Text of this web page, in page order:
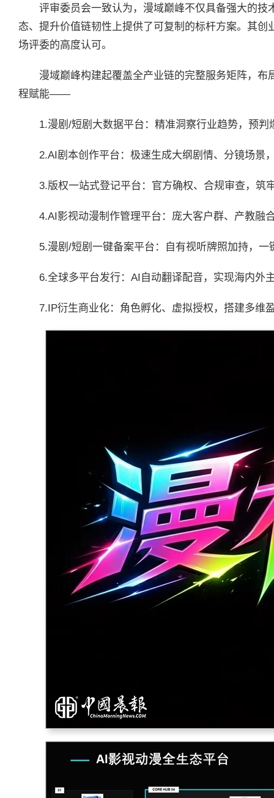
评审委员会一致认为，漫域巅峰不仅具备强大的
态、提升价值链韧性上提供了可复制的标杆方案。其
场评委的高度认可。
漫域巅峰构建起覆盖全产业链的完整服务矩阵，
程赋能——
1.漫剧/短剧大数据平台：精准洞察行业趋势，预
2.AI剧本创作平台：极速生成大纲剧情、分镜场景
3.版权一站式登记平台：官方确权、合规审查，筑
4.AI影视动漫制作管理平台：庞大客户群、产教融
5.漫剧/短剧一键备案平台：自有视听牌照加持，一
6.全球多平台发行：AI自动翻译配音，实现海内外
7.IP衍生商业化：角色孵化、虚拟授权，搭建多维